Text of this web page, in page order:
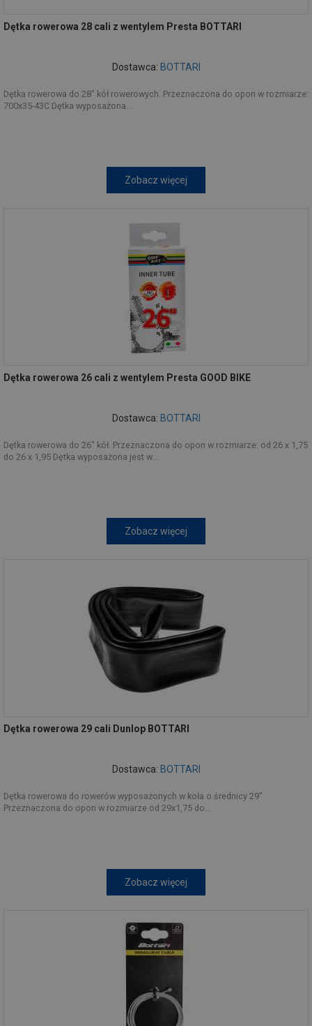
Dętka rowerowa 28 cali z wentylem Presta BOTTARI
Dostawca: BOTTARI
Dętka rowerowa do 28" kół rowerowych. Przeznaczona do opon w rozmiarze:
700x35-43C Dętka wyposażona...
Zobacz więcej
Dętka rowerowa 26 cali z wentylem Presta GOOD BIKE
Dostawca: BOTTARI
Dętka rowerowa do 26" kół. Przeznaczona do opon w rozmiarze: od 26 x 1,75
do 26 x 1,95 Dętka wyposażona jest w...
Zobacz więcej
Dętka rowerowa 29 cali Dunlop BOTTARI
Dostawca: BOTTARI
Dętka rowerowa do rowerów wyposażonych w koła o średnicy 29"
Przeznaczona do opon w rozmiarze od 29x1,75 do...
Zobacz więcej